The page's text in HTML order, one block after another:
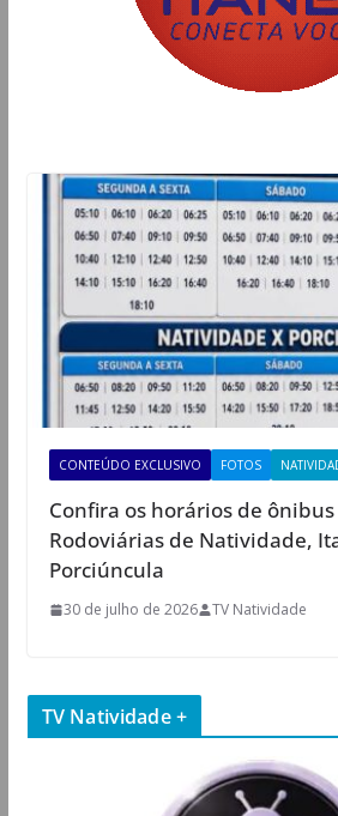
CONTEÚDO EXCLUSIVO FOTOS
Confira os horários de
Rodoviárias de Natividade,
Porciúncula
30 de julho de 2026 TV Natividade
TV Natividade +